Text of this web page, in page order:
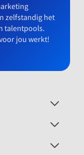
zelfstandig het
talentpools.
jou werkt!